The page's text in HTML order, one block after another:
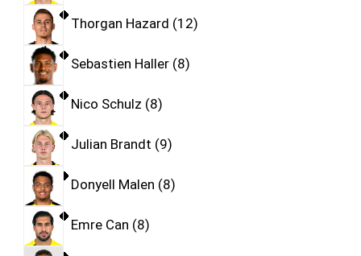
Thorgan Hazard 12
Sebastien Haller 8
Nico Schulz 8
Julian Brandt 9
Donyell Malen 8
Emre Can 8